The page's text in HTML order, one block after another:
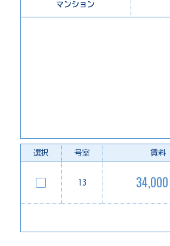
マンション
選択 号室 賃料
13 34,000